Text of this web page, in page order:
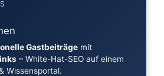
Gastbeiträgemit
– White-Hat-SEO auf einem
Wissensportal.